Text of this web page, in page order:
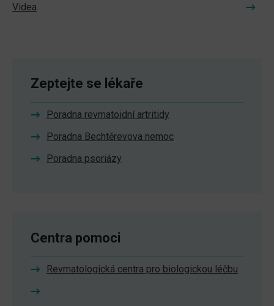
Videa
Zeptejte se lékaře
Poradna revmatoidní artritidy
Poradna Bechtěrevova nemoc
Poradna psoriázy
Centra pomoci
Revmatologická centra pro biologickou léčbu